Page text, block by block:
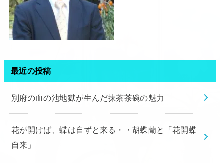
最近の投稿
別府の血の池地獄が生んだ抹茶茶碗の魅力
花が開けば、蝶は自ずと来る・・胡蝶蘭と「花開蝶
自来」